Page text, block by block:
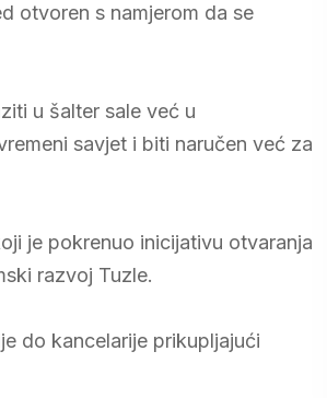
otvoren s namjerom da se
u šalter sale već u
savjet i biti naručen već za
je pokrenuo inicijativu otvaranja
razvoj Tuzle.
do kancelarije prikupljajući